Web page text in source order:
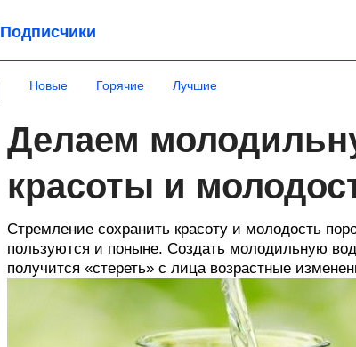
Подписчики
Новые Горячие Лучшие
Делаем
красоты и
Стремление сохранить красоту и молодость
пользуются и поныне. Создать молодильную
получится «стереть» с лица возрастные